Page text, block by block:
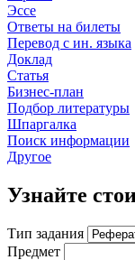
Эссе
Ответы на билеты
Перевод с ин. языка
Доклад
Статья
Бизнес-план
Подбор литературы
Шпаргалка
Поиск информации
Другое
Узнайте
Тип задания
Предмет